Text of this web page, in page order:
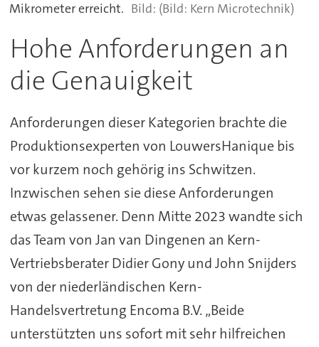
Mikrometer erreicht.
(Bild: Kern Microtechnik)
Hohe Anforderungen an
die Genauigkeit
Anforderungen dieser Kategorien brachte die
Produktionsexperten von LouwersHanique bis
vor kurzem noch gehörig ins Schwitzen.
Inzwischen sehen sie diese Anforderungen
etwas gelassener. Denn Mitte 2023 wandte sich
das Team von Jan van Dingenen an Kern-
Vertriebsberater Didier Gony und John Snijders
von der niederländischen Kern-
Handelsvertretung Encoma B.V. „Beide
unterstützten uns sofort mit sehr hilfreichen